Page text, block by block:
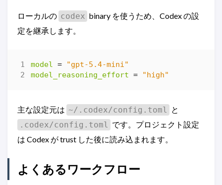
ローカルの codex binary を使うため、Codex の設
定を継承します。
model =
"gpt-5.4-mini"
model_reasoning_effort = "high"
主な設定元は ~/.codex/config.toml と
.codex/config.toml です。プロジェクト設定
は Codex が trust した後に読み込まれます。
よくあるワークフロー